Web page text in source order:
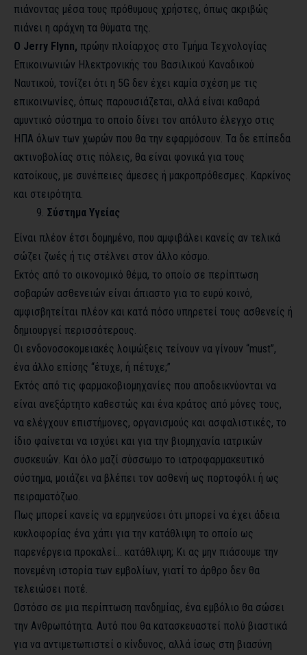
πιάνοντας μέσα τους πρόθυμους χρήστες, όπως ακριβώς
πιάνει η αράχνη τα θύματα της.
Ο Jerry Flynn, πρώην πλοίαρχος στο Τμήμα Τεχνολογίας
Επικοινωνιών Ηλεκτρονικής του Βασιλικού Καναδικού
Ναυτικού, τονίζει ότι η 5G δεν έχει καμία σχέση με τις
επικοινωνίες, όπως παρουσιάζεται, αλλά είναι καθαρά
αμυντικό σύστημα το οποίο δίνει τον απόλυτο έλεγχο στις
ΗΠΑ όλων των χωρών που θα την εφαρμόσουν. Τα δε επίπεδα
ακτινοβολίας στις πόλεις, θα είναι φονικά για τους
κατοίκους, με συνέπειες άμεσες ή μακροπρόθεσμες. Καρκίνος
και στειρότητα.
Σύστημα Υγείας
Είναι πλέον έτσι δομημένο, που αμφιβάλει κανείς αν τελικά
σώζει ζωές ή τις στέλνει στον άλλο κόσμο.
Εκτός από το οικονομικό θέμα, το οποίο σε περίπτωση
σοβαρών ασθενειών είναι άπιαστο για το ευρύ κοινό,
αμφισβητείται πλέον και κατά πόσο υπηρετεί τους ασθενείς ή
δημιουργεί περισσότερους.
Οι ενδονοσοκομειακές λοιμώξεις τείνουν να γίνουν “must”,
ένα άλλο επίσης “έτυχε, ή πέτυχε;”
Εκτός από τις φαρμακοβιομηχανίες που αποδεικνύονται να
είναι ανεξάρτητο καθεστώς και ένα κράτος από μόνες τους,
να ελέγχουν επιστήμονες, οργανισμούς και ασφαλιστικές, το
ίδιο φαίνεται να ισχύει και για την βιομηχανία ιατρικών
συσκευών . Και όλο μαζί σύσσωμο το ιατροφαρμακευτικό
σύστημα, μοιάζει να βλέπει τον ασθενή ως πορτοφόλι ή ως
πειραματόζωο.
Πως μπορεί κανείς να ερμηνεύσει ότι μπορεί να έχει άδεια
κυκλοφορίας ένα χάπι για την κατάθλιψη το οποίο ως
παρενέργεια προκαλεί… κατάθλιψη; Κι ας μην πιάσουμε την
πονεμένη ιστορία των εμβολίων, γιατί το άρθρο δεν θα
τελειώσει ποτέ.
Ωστόσο σε μια περίπτωση πανδημίας, ένα εμβόλιο θα σώσει
την Ανθρωπότητα. Αυτό που θα κατασκευαστεί πολύ βιαστικά
για να αντιμετωπιστεί ο κίνδυνος, αλλά ίσως στη βιασύνη